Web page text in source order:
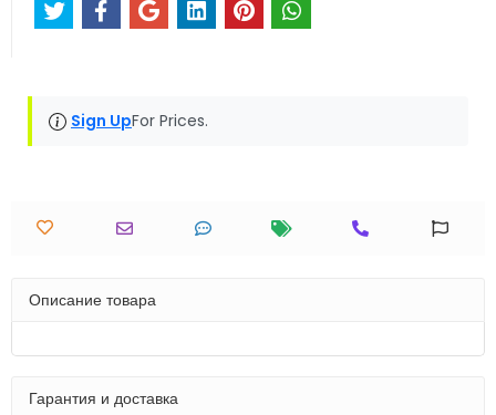
Sign UpFor Prices.
Описание товара
Гарантия и доставка